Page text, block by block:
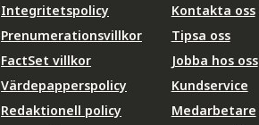
Integritetspolicy
Prenumerationsvillkor
FactSet villkor
Värdepapperspolicy
Redaktionell policy
Kontakta oss
Tipsa oss
Jobba hos oss
Kundservice
Medarbetare